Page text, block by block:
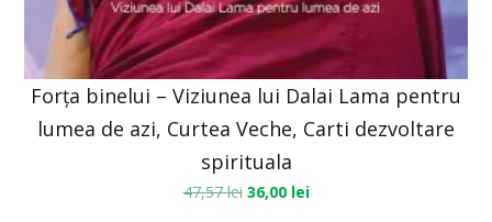
Forța binelui – Viziunea lui Dalai Lama pentru
lumea de azi, Curtea Veche, Carti dezvoltare
spirituala
47,57lei 36,00 lei